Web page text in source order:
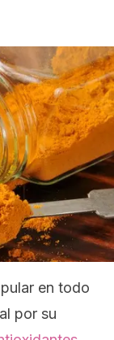
en todo
por su